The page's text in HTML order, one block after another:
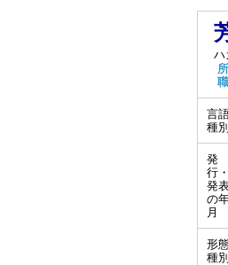
言
種別
発
行・
発
の
月
形
種別